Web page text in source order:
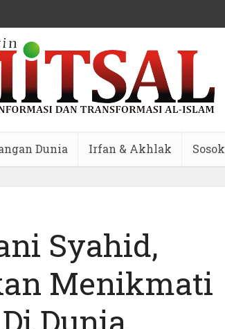
Dunia Irfan & Akhlak Sosok
Syahid,
Menikmati